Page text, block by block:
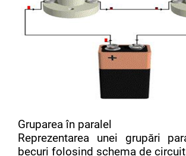
Gruparea în paralel
Reprezentarea unei grupări
becuri folosind schema de